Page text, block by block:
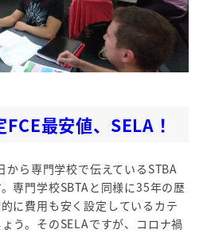
最安値、SELA！
から専門学校で伝えているSTBA
専門学校SBTAと同様に35年の歴
に費用も安く設定しているカテ
う。そのSELAですが、コロナ禍